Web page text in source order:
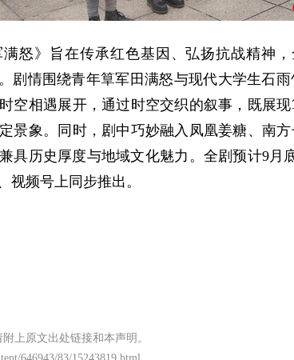
怒》旨在传承红色基因、弘扬抗战精神，
剧情围绕青年筸军田满怒与现代大学生石
空相遇展开，通过时空交织的叙事，既展
景象。同时，剧中巧妙融入凤凰姜糖、南
具历史厚度与地域文化魅力。 全剧预计9月
视频号上同步推出。
上原文出处链接和本声明。